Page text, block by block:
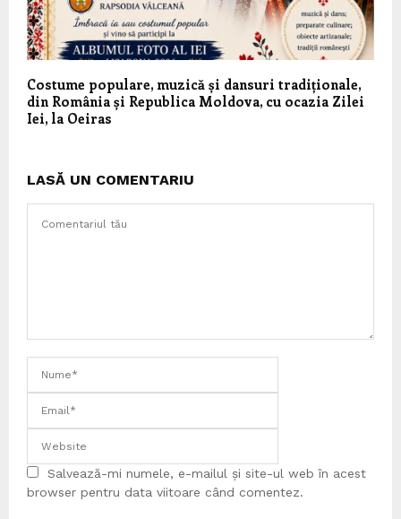
Costume populare, muzică și dansuri tradiționale,
din România și Republica Moldova, cu ocazia Zilei
Iei, la Oeiras
LASĂ UN COMENTARIU
Salvează-mi numele, e-mailul și site-ul web în acest
browser pentru data viitoare când comentez.